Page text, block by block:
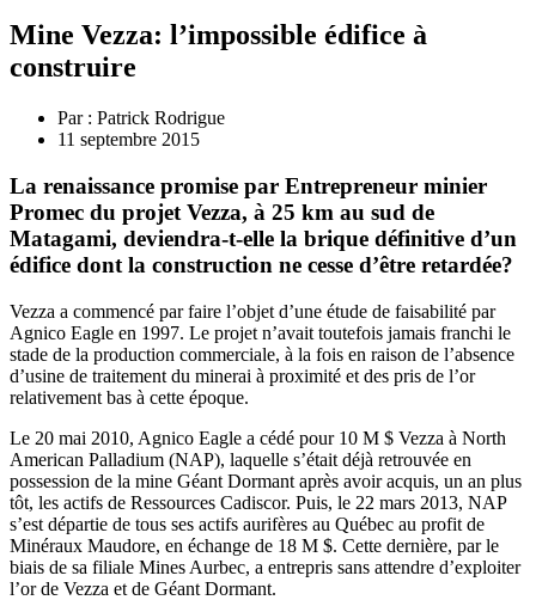
Mine Vezza: l’impossible édifice à
construire
Par : Patrick Rodrigue
11 septembre 2015
La renaissance promise par Entrepreneur minier
Promec du projet Vezza, à 25 km au sud de
Matagami, deviendra-t-elle la brique définitive d’un
édifice dont la construction ne cesse d’être retardée?
Vezza a commencé par faire l’objet d’une étude de faisabilité par
Agnico Eagle en 1997. Le projet n’avait toutefois jamais franchi le
stade de la production commerciale, à la fois en raison de l’absence
d’usine de traitement du minerai à proximité et des pris de l’or
relativement bas à cette époque.
Le 20 mai 2010, Agnico Eagle a cédé pour 10 M $ Vezza à North
American Palladium (NAP), laquelle s’était déjà retrouvée en
possession de la mine Géant Dormant après avoir acquis, un an plus
tôt, les actifs de Ressources Cadiscor. Puis, le 22 mars 2013, NAP
s’est départie de tous ses actifs aurifères au Québec au profit de
Minéraux Maudore, en échange de 18 M $. Cette dernière, par le
biais de sa filiale Mines Aurbec, a entrepris sans attendre d’exploiter
l’or de Vezza et de Géant Dormant.